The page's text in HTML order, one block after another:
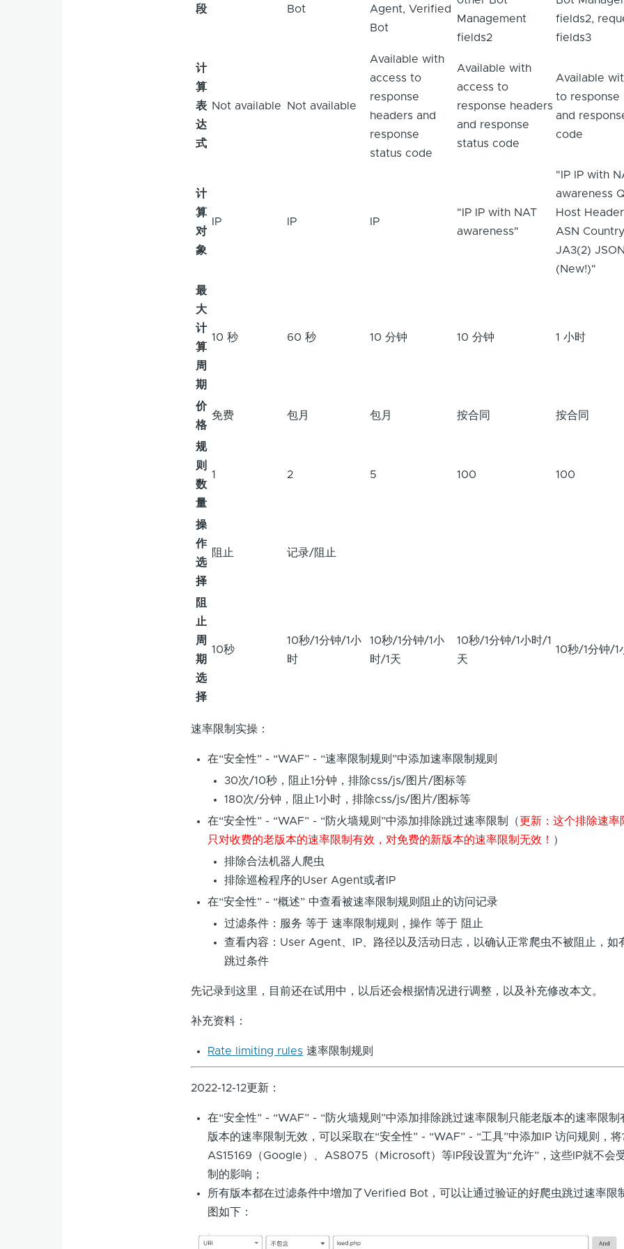
段 Bot
Agent, Verified
Bot
Management
fields2
fields2,
fields3
计
算
表
达
式
Not available Not available
Available with
access to
response
headers and
response
status code
Available with
access to
response headers
and response
status code
Available
to response
and
code
计
算
对
象
IP IP IP
"IP IP with NAT
awareness"
"IP IP with
awareness
Host
ASN
JA3(2)
(New!)"
最
大
计
算
周
期
10 秒 60 秒 10 分钟 10 分钟 1 小时
价
格
免费 包月 包月 按合同 按合同
规
则
数
量
1 2 5 100 100
操
作
选
择
阻止 记录/阻止
阻
止
周
期
选
择
10秒
10秒/1分钟/1小
时
10秒/1分钟/1小
时/1天
10秒/1分钟/1小时/1
天
10秒/1分钟/1
速率限制实操：
在“安全性” - “WAF” - “速率限制规则”中添加速率限制规则
30次/10秒，阻止1分钟，排除css/js/图片/图标等
180次/分钟，阻止1小时，排除css/js/图片/图标等
在“安全性” - “WAF” - “防火墙规则”中添加排除跳过速率限制（ 更新：这个排除速率
只对收费的老版本的速率限制有效，对免费的新版本的速率限制无效！ ）
排除合法机器人爬虫
排除巡检程序的User Agent或者IP
在“安全性” - “概述” 中查看被速率限制规则阻止的访问记录
过滤条件：服务 等于 速率限制规则，操作 等于 阻止
查看内容：User Agent、IP、路径以及活动日志，以确认正常爬虫不被阻止，如
跳过条件
先记录到这里，目前还在试用中，以后还会根据情况进行调整，以及补充修改本文。
补充资料：
Rate limiting rules 速率限制规则
2022-12-12更新：
在“安全性” - “WAF” - “防火墙规则”中添加排除跳过速率限制只能老版本的速率限制
版本的速率限制无效，可以采取在“安全性” - “WAF” - “工具”中添加IP 访问规则，将
AS15169（Google）、AS8075（Microsoft）等IP段设置为“允许”，这些IP就不会
制的影响；
所有版本都在过滤条件中增加了Verified Bot，可以让通过验证的好爬虫跳过速率限
图如下：